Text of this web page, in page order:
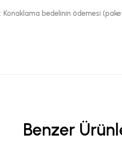
: Konaklama bedelinin ödemesi
Benzer